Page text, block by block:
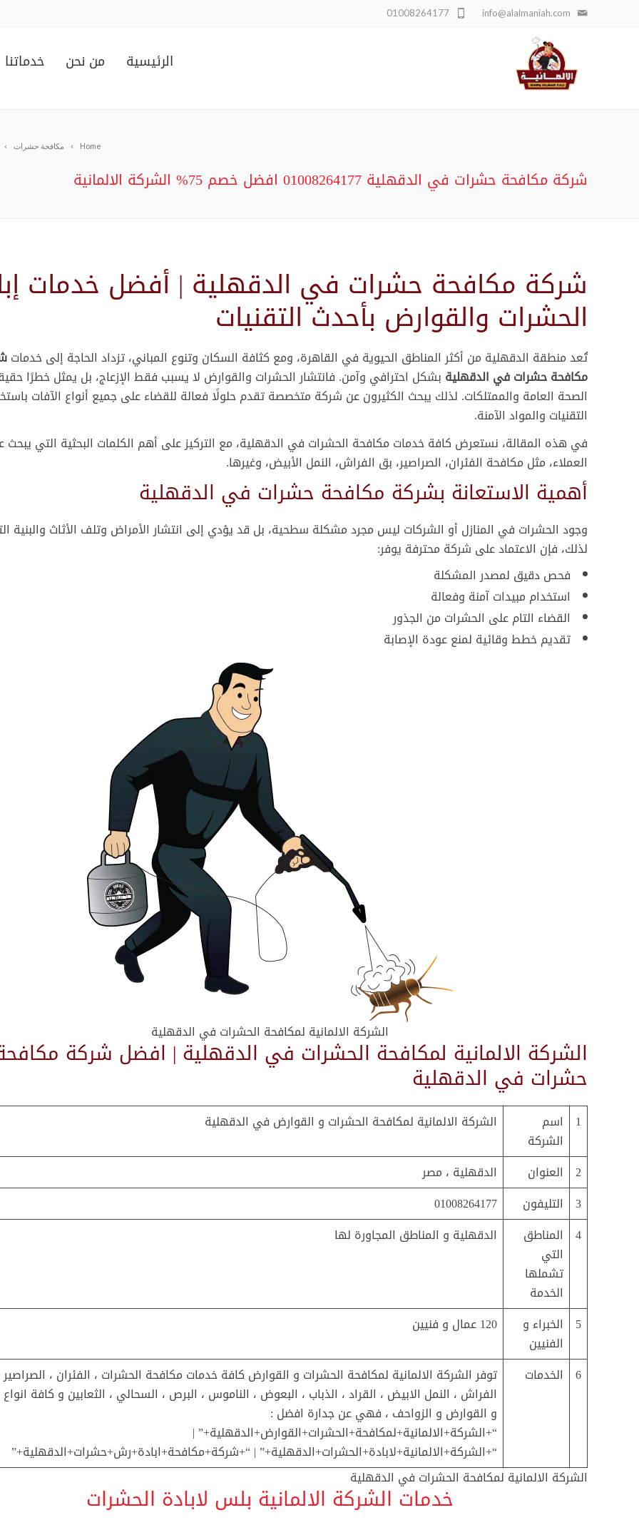
info@alalmaniah.com
01008264177
الرئيسية من نحن خدماتنا
Home مكافحة حشرات
شركة مكافحة حشرات في الدقهلية 01008264177 افضل خصم 75% الشركة الالمانية
شركة مكافحة حشرات في الدقهلية | أفضل خدمات
الحشرات والقوارض بأحدث التقنيات
تُعد منطقة الدقهلية من أكثر المناطق الحيوية في القاهرة، ومع كثافة السكان وتنوع المباني، تزداد الحاجة إلى خدمات
مكافحة حشرات في الدقهلية بشكل احترافي وآمن. فانتشار الحشرات والقوارض لا يسبب فقط الإزعاج، بل يمثل خطرًا
الصحة العامة والممتلكات. لذلك يبحث الكثيرون عن شركة متخصصة تقدم حلولًا فعالة للقضاء على جميع أنواع الآفات
التقنيات والمواد الآمنة.
في هذه المقالة، نستعرض كافة خدمات مكافحة الحشرات في الدقهلية، مع التركيز على أهم الكلمات البحثية التي يبحث
العملاء، مثل مكافحة الفئران، الصراصير، بق الفراش، النمل الأبيض، وغيرها.
أهمية الاستعانة بشركة مكافحة حشرات في الدقهلية
وجود الحشرات في المنازل أو الشركات ليس مجرد مشكلة سطحية، بل قد يؤدي إلى انتشار الأمراض وتلف الأثاث والبنية
لذلك، فإن الاعتماد على شركة محترفة يوفر:
فحص دقيق لمصدر المشكلة
استخدام مبيدات آمنة وفعالة
القضاء التام على الحشرات من الجذور
تقديم خطط وقائية لمنع عودة الإصابة
الشركة الالمانية لمكافحة الحشرات في الدقهلية
الشركة الالمانية لمكافحة الحشرات في الدقهلية | افضل شركة
حشرات في الدقهلية
1
اسم
الشركة
الشركة الالمانية لمكافحة الحشرات و القوارض في الدقهلية
2 العنوان
الدقهلية ، مصر
3
التليفون
01008264177
4
المناطق
التي
تشملها
الخدمة
الدقهلية و المناطق المجاورة لها
5
الخبراء و
الفنيين
120 عمال و فنيين
6 الخدمات
توفر الشركة الالمانية لمكافحة الحشرات و القوارض كافة خدمات مكافحة الحشرات ، الفئران ،
الفراش ، النمل الابيض ، القراد ، الذباب ، البعوض ، الناموس ، البرص ، السحالي ، الثعابين و كافة
و القوارض و الزواحف ، فهي عن جدارة افضل :
“+الشركة+الالمانية+لمكافحة+الحشرات+القوارض+الدقهلية+” |
“+الشركة+الالمانية+لابادة+الحشرات+الدقهلية+” | “+شركة+مكافحة+ابادة+رش+حشرات+الدقهلية+”
الشركة الالمانية لمكافحة الحشرات في الدقهلية
خدمات الشركة الالمانية بلس لابادة الحشرات